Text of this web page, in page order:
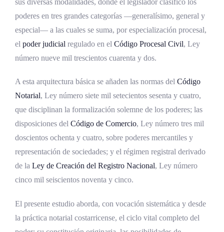
Mención expresa para actos personalísimos
Doctrina del apoderamiento aparente
Dimensión iusfundamental del derecho a la
representación
Constitución, ampliación, sustitución,
renovación y cancelación de poderes en la
práctica costarricense
Constitución del poder
Ampliación del poder
Sustitución del poder
Renovación del poder
Cancelación, revocación y demás causas de
extinción
sus diversas modalidades, donde el legislador clasificó los
poderes en tres grandes categorías —generalísimo, general y
especial— a las cuales se suma, por especialización procesal,
el poder judicial regulado en el Código Procesal Civil, Ley
número nueve mil trescientos cuarenta y dos.
A esta arquitectura básica se añaden las normas del Código
Notarial, Ley número siete mil setecientos sesenta y cuatro,
que disciplinan la formalización solemne de los poderes; las
disposiciones del Código de Comercio, Ley número tres mil
doscientos ochenta y cuatro, sobre poderes mercantiles y
representación de sociedades; y el régimen registral derivado
de la Ley de Creación del Registro Nacional, Ley número
cinco mil seiscientos noventa y cinco.
El presente estudio aborda, con vocación sistemática y desde
la práctica notarial costarricense, el ciclo vital completo del